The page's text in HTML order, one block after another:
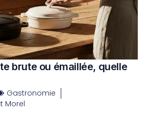
brute ou émaillée, quelle
Gastronomie
Morel